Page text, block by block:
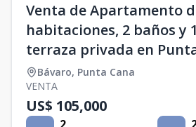
Venta de Apartamento
habitaciones, 2 baños y
terraza privada en
Bávaro, Punta Cana
VENTA
US$ 105,000